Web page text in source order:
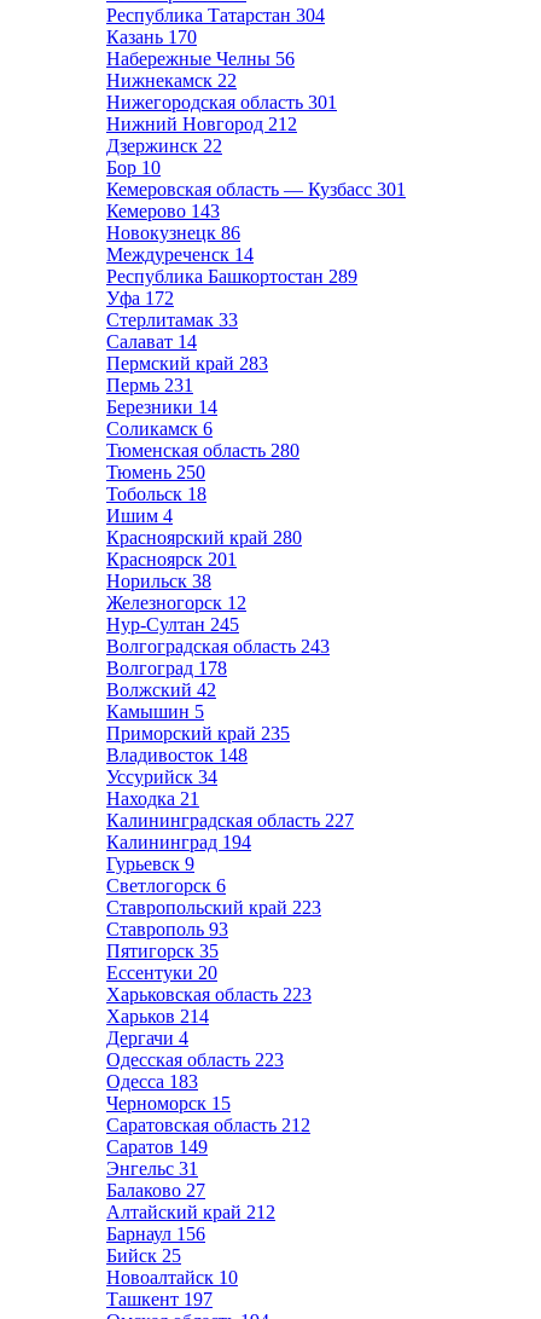
Республика Татарстан 304
Казань 170
Набережные Челны 56
Нижнекамск 22
Нижегородская область 301
Нижний Новгород 212
Дзержинск 22
Бор 10
Кемеровская область — Кузбасс 301
Кемерово 143
Новокузнецк 86
Междуреченск 14
Республика Башкортостан 289
Уфа 172
Стерлитамак 33
Салават 14
Пермский край 283
Пермь 231
Березники 14
Соликамск 6
Тюменская область 280
Тюмень 250
Тобольск 18
Ишим 4
Красноярский край 280
Красноярск 201
Норильск 38
Железногорск 12
Нур-Султан 245
Волгоградская область 243
Волгоград 178
Волжский 42
Камышин 5
Приморский край 235
Владивосток 148
Уссурийск 34
Находка 21
Калининградская область 227
Калининград 194
Гурьевск 9
Светлогорск 6
Ставропольский край 223
Ставрополь 93
Пятигорск 35
Ессентуки 20
Харьковская область 223
Харьков 214
Дергачи 4
Одесская область 223
Одесса 183
Черноморск 15
Саратовская область 212
Саратов 149
Энгельс 31
Балаково 27
Алтайский край 212
Барнаул 156
Бийск 25
Новоалтайск 10
Ташкент 197